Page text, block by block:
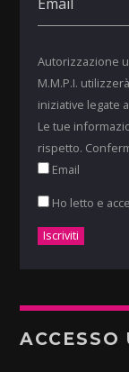
Autorizzazione
M.M.P.I.
iniziative legate
Le tue
rispetto.
Email
Ho letto e
ACCESSO